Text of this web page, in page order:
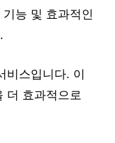
능 및 효과적인
비스입니다. 이
더 효과적으로